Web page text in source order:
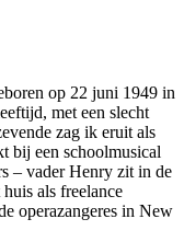
op 22 juni 1949 in
met een slecht
zag ik eruit als
bij een schoolmusical
– vader Henry zit in de
als freelance
operazangeres in New